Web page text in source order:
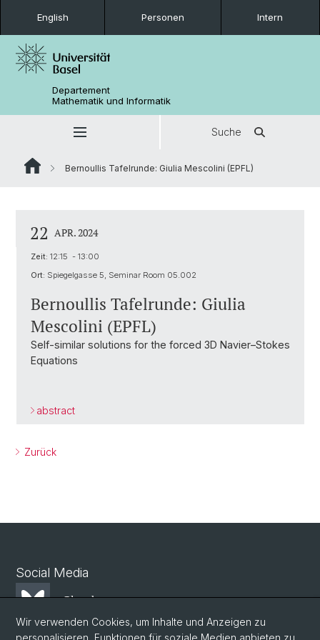
English Personen Intern
Departement
Mathematik und Informatik
Suche
Bernoullis Tafelrunde: Giulia Mescolini (EPFL)
22 APR. 2024
Zeit: 12:15 - 13:00
Ort: Spiegelgasse 5, Seminar Room 05.002
Bernoullis Tafelrunde: Giulia
Mescolini (EPFL)
Self-similar solutions for the forced 3D Navier–Stokes
Equations
abstract
Zurück
Social Media
Bluesky
Wir verwenden Cookies, um Inhalte und Anzeigen zu
personalisieren, Funktionen für soziale Medien anbieten zu